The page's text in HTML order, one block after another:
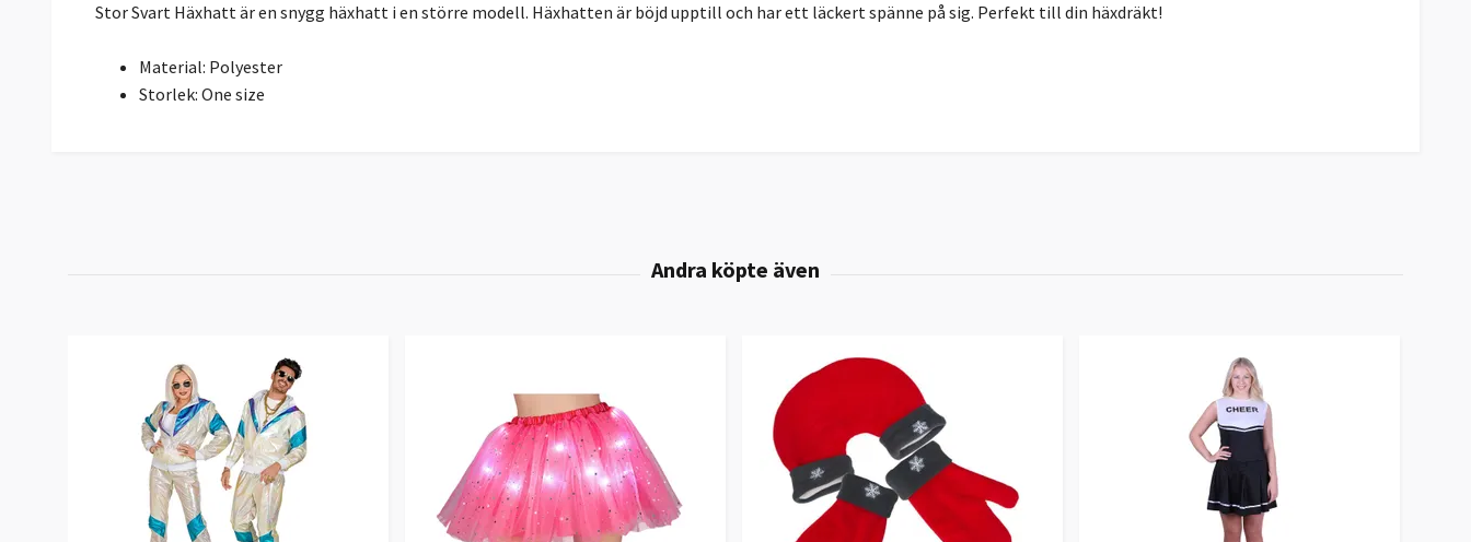
Stor Svart Häxhatt är en snygg häxhatt i en större modell. Häxhatten är böjd upptill och har ett läckert spänne på sig. Perfekt till din häxdräkt!
Material: Polyester
Storlek: One size